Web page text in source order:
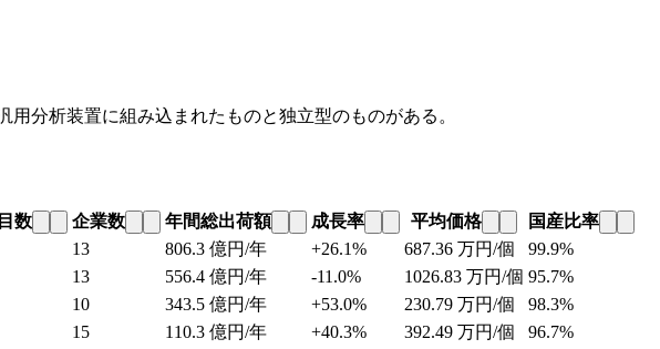
分析装置に組み込まれたものと独立型のものがある。
数 企業数 年間総出荷額 成長率 平均価格
国産比率
13 806.3 億円/年 +26.1% 687.36 万円/個
99.9%
13 556.4 億円/年 -11.0% 1026.83 万円/個 95.7%
10 343.5 億円/年 +53.0% 230.79 万円/個
98.3%
15 110.3 億円/年 +40.3% 392.49 万円/個
96.7%